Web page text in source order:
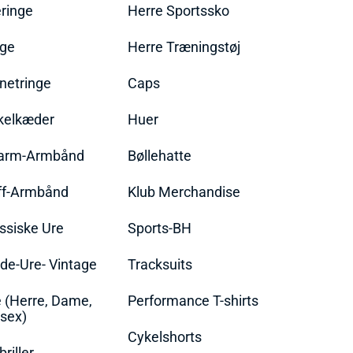
Armbånd
Armbånd
Ure
Ure- Vintage
(Herre, Dame,
Herre Sportssko
Herre Træningstøj
Caps
Huer
Bøllehatte
Klub Merchandise
Sports-BH
Tracksuits
Performance T-shirts
Cykelshorts